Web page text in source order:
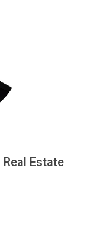
Florida. Desde
hasta
y control de
se está
la seguridad y
hogares. Los
conectada e
por voz, los
de seguridad
Estate